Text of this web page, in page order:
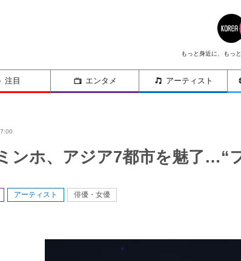
もっと身近に、もっ
注目 エンタメ アーティスト
ンホ、アジア7都市を魅了…“
アーティスト 俳優・女優